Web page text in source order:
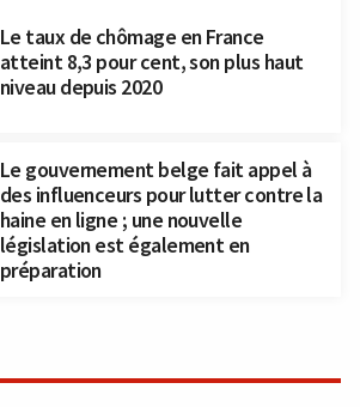
Le taux de chômage en France
atteint 8,3 pour cent, son plus haut
niveau depuis 2020
Le gouvernement belge fait appel à
des influenceurs pour lutter contre la
haine en ligne ; une nouvelle
législation est également en
préparation